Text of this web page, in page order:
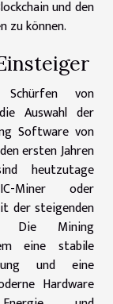
und den
zu können.
von
Auswahl der
Software von
ersten Jahren
heutzutage
Miner oder
der steigenden
Die Mining
eine stabile
und eine
Hardware